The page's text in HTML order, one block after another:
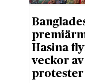
Hasina
veckor
protester